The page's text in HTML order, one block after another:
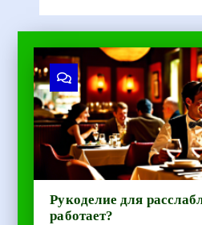
Рукоделие для
работает?